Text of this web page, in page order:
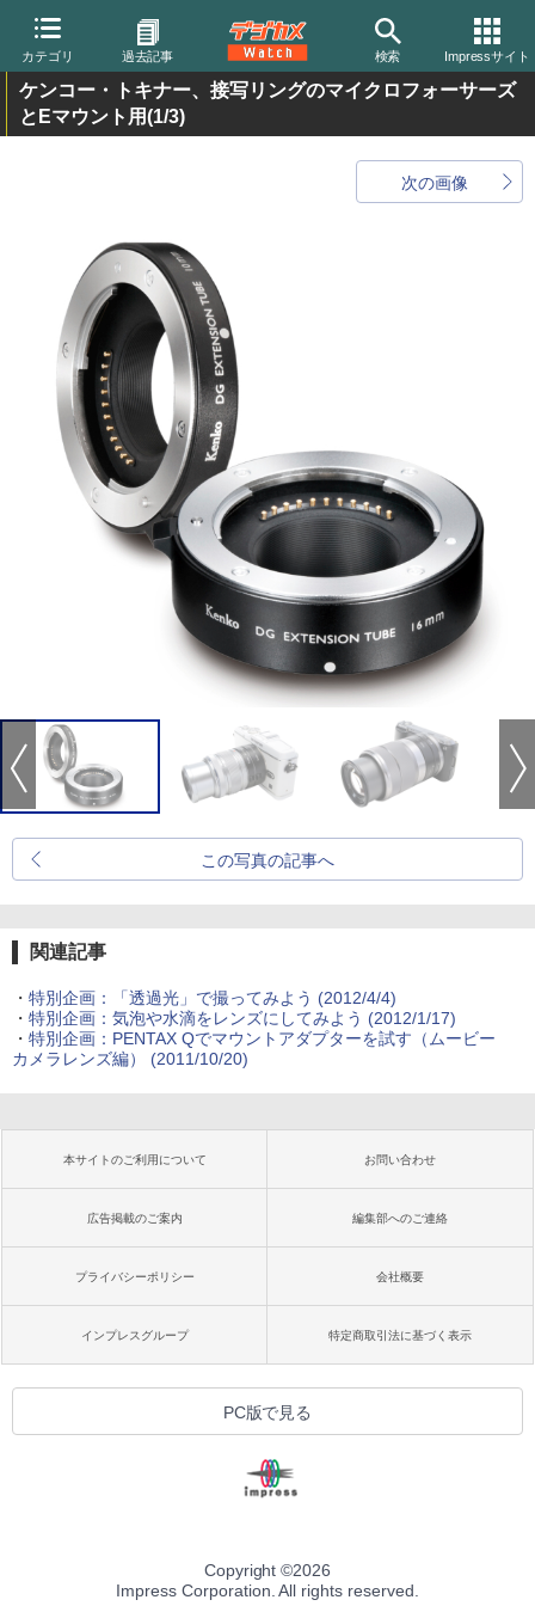
カテゴリ 過去記事 検索 Impressサイト
ケンコー・トキナー、接写リングのマイクロフォーサーズ
とEマウント用(1/3)
次の画像
この写真の記事へ
関連記事
・ 特別企画：「透過光」で撮ってみよう (2012/4/4)
・ 特別企画：気泡や水滴をレンズにしてみよう (2012/1/17)
・ 特別企画：PENTAX Qでマウントアダプターを試す（ムービー
カメラレンズ編） (2011/10/20)
本サイトのご利用について お問い合わせ
広告掲載のご案内 編集部へのご連絡
プライバシーポリシー 会社概要
インプレスグループ 特定商取引法に基づく表示
PC版で見る
Copyright ©2026
Impress Corporation. All rights reserved.